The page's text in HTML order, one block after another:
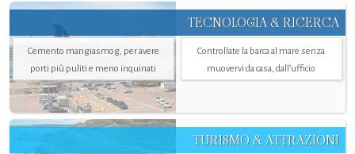
TECNOLOGIA & RICERCA
Cemento mangiasmog, per avere
porti più puliti e meno inquinati
Controllate la barca al mare senza
muovervi da casa, dall’ufficio
TURISMO & ATTRAZIONI